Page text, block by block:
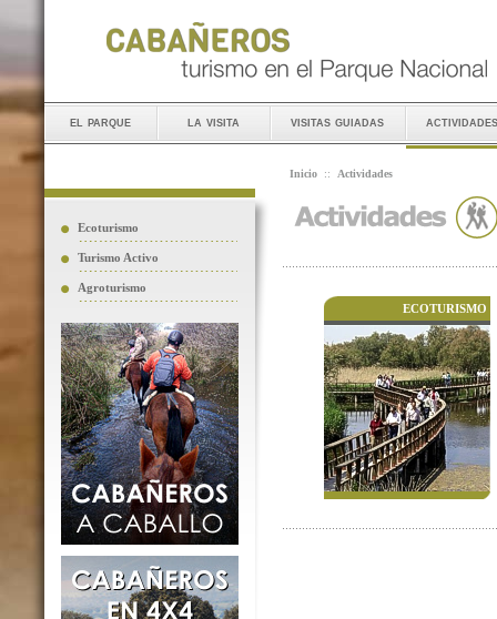
el parque la visita visitas guiadas actividades
Ecoturismo
Turismo Activo
Agroturismo
Inicio :: Actividades
ECOTURISMO